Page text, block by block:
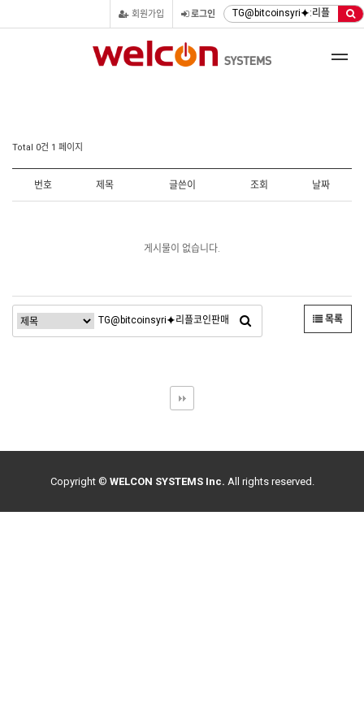
회원가입 로그인
Total 0건 1 페이지
번호 제목 글쓴이 조회 날짜
게시물이 없습니다.
목록
Copyright © WELCON SYSTEMS Inc. All rights reserved.